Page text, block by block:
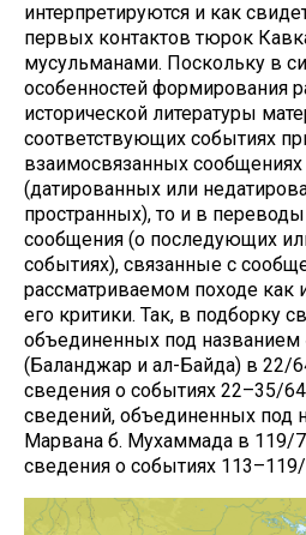
интерпретируются и как
первых контактов тюрок
мусульманами. Поскольку в
особенностей формирования
исторической литературы
соответствующих событиях
взаимосвязанных сообщениях
(датированных или
пространных), то и в
сообщения (о последующих
событиях), связанные с
рассматриваемом походе
его критики. Так, в подборку
объединенных под названием
(Баланджар и ал-Байда) в 22/
сведения о событиях 22–35/
сведений, объединенных под
Марвана б. Мухаммада в 119/
сведения о событиях